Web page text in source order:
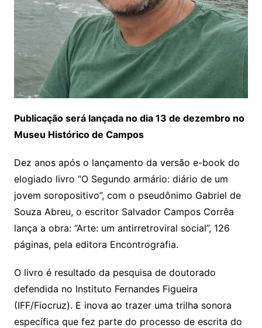
Publicação será lançada no dia 13 de dezembro no
Museu Histórico de Campos
Dez anos após o lançamento da versão e-book do
elogiado livro “O Segundo armário: diário de um
jovem soropositivo”, com o pseudônimo Gabriel de
Souza Abreu, o escritor Salvador Campos Corrêa
lança a obra: “Arte: um antirretroviral social”, 126
páginas, pela editora Encontrografia.
O livro é resultado da pesquisa de doutorado
defendida no Instituto Fernandes Figueira
(IFF/Fiocruz). E inova ao trazer uma trilha sonora
específica que fez parte do processo de escrita do